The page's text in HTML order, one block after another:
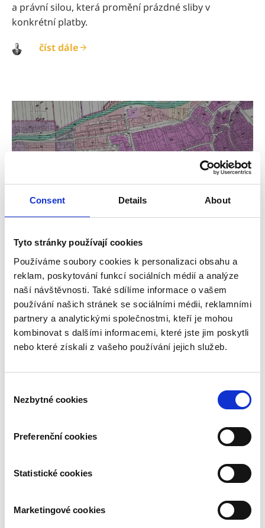
Consent Details About
Tyto stránky používají cookies
Používáme soubory cookies k personalizaci obsahu a
reklam, poskytování funkcí sociálních médií a analýze
naší návštěvnosti. Také sdílíme informace o vašem
používání našich stránek se sociálními médii, reklamními
partnery a analytickými společnostmi, kteří je mohou
kombinovat s dalšími informacemi, které jste jim poskytli
nebo které získali z vašeho používání jejich služeb.
Selection
Nezbytné cookies
Preferenční cookies
Statistické cookies
Marketingové cookies
a právní silou, která promění prázdné sliby v
konkrétní platby.
číst dále
19 bře 2025 5 min read
ÚZEMNÍ PLÁNOVÁNÍ: OBRANA VAŠEHO
POZEMKU PROTI ZNEHODNOCENÍ
Stačí jediná změna územního plánu – a vaše vysněná
stavební parcela se může přes noc změnit v bezcenný